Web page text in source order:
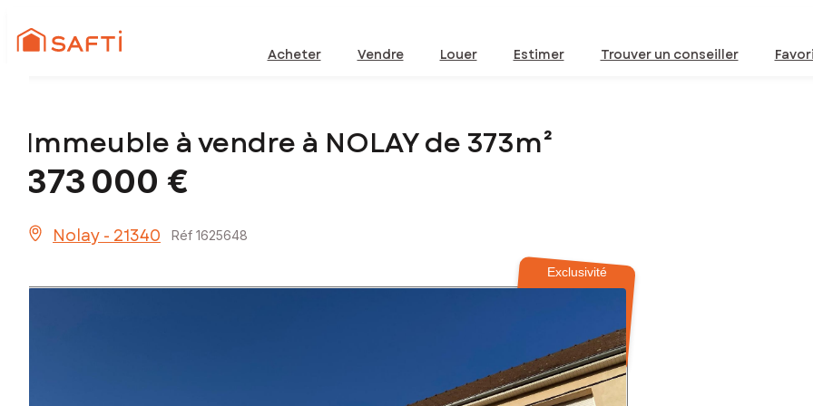
Acheter Vendre Louer Estimer Trouver un conseiller
Immeuble à vendre à NOLAY de 373m²
373 000 €
Nolay - 21340 Réf 1625648
Exclusivité